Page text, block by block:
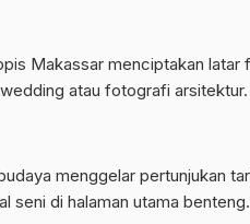
Makassar menciptakan latar
atau fotografi arsitektur.
menggelar pertunjukan
seni di halaman utama benteng.